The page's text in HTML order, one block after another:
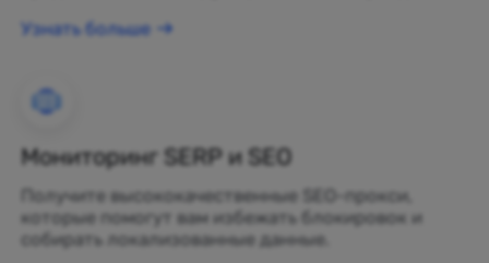
Узнать больше
Мониторинг SERP и SEO
Получите высококачественные SEO-прокси,
которые помогут вам избежать блокировок и
собирать локализованные данные.